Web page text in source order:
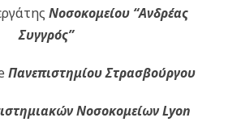
Νοσοκομείου “Ανδρέας
Συγγρός”
Πανεπιστημίου Στρασβούργου
Νοσοκομείων Lyon